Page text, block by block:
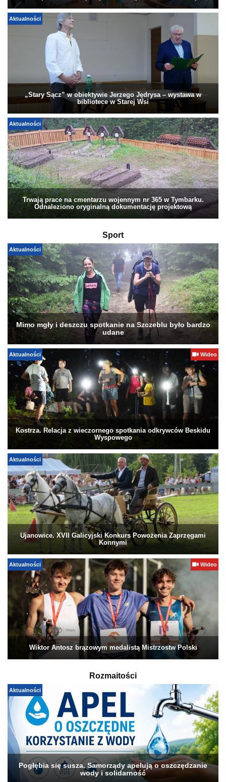
Aktualności
„Stary Sącz” w obiektywie Jerzego Jędrysa – wystawa w
bibliotece w Starej Wsi
Aktualności
Trwają prace na cmentarzu wojennym nr 365 w Tymbarku.
Odnaleziono oryginalną dokumentację projektową
Sport
Aktualności
Mimo mgły i deszczu spotkanie na Szczeblu było bardzo
udane
Aktualności Wideo
Kostrza. Relacja z wieczornego spotkania odkrywców Beskidu
Wyspowego
Aktualności
Ujanowice. XVII Galicyjski Konkurs Powożenia Zaprzęgami
Konnymi
Aktualności Wideo
Wiktor Antosz brązowym medalistą Mistrzostw Polski
Rozmaitości
Aktualności
Pogłębia się susza. Samorządy apelują o oszczędzanie
wody i solidarność